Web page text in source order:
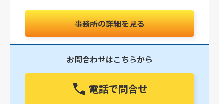
事務所の詳細を見る
お問合わせはこちらから
電話で問合せ